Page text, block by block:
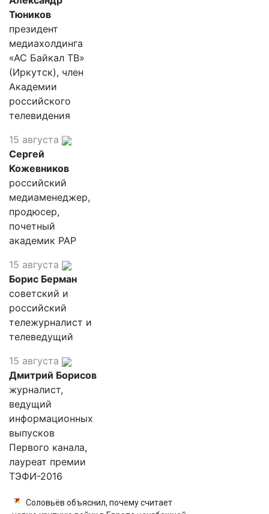
Тюников
президент
медиахолдинга
«АС Байкал ТВ»
(Иркутск), член
Академии
российского
телевидения
15 августа
Сергей
Кожевников
российский
медиаменеджер,
продюсер,
почетный
академик РАР
15 августа
Борис Берман
советский и
российский
тележурналист и
телеведущий
15 августа
Дмитрий Борисов
журналист,
ведущий
информационных
выпусков
Первого канала,
лауреат премии
ТЭФИ-2016
Соловьёв объяснил, почему считает